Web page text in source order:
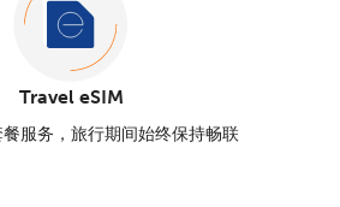
Travel eSIM
服务，旅行期间始终保持畅联